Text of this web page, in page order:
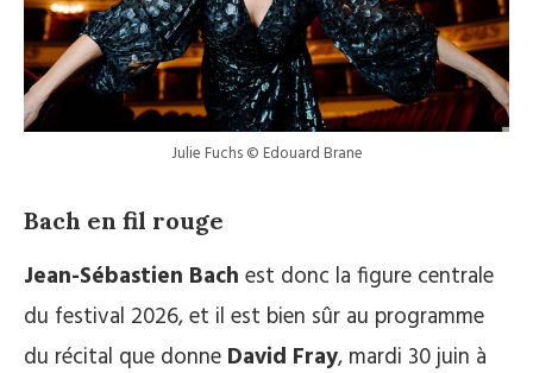
Julie Fuchs © Edouard Brane
Bach en fil rouge
Jean-Sébastien Bach est donc la figure centrale
du festival 2026, et il est bien sûr au programme
du récital que donne David Fray, mardi 30 juin à